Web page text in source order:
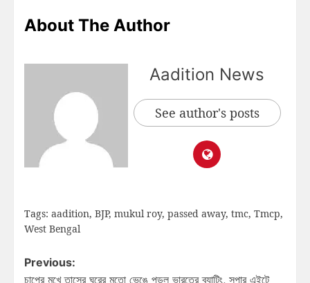
About The Author
Aadition News
See author's posts
Tags: aadition, BJP, mukul roy, passed away, tmc, Tmcp,
West Bengal
Previous:
চাপের মুখে তাসের ঘরের মতো ভেঙে পড়ল ভারতের ব্যাটিং, সুপার এইটে